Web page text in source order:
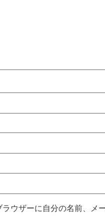
ウザーに自分の名前、メ